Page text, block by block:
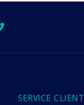
SERVICE CLIENT